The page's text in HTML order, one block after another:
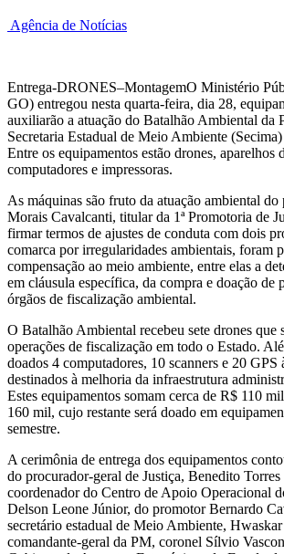
Agência de Notícias
Entrega-DRONES–MontagemO Ministério
GO) entregou nesta quarta-feira, dia 28,
auxiliarão a atuação do Batalhão Ambiental da
Secretaria Estadual de Meio Ambiente
Entre os equipamentos estão drones, aparelhos
computadores e impressoras.
As máquinas são fruto da atuação ambiental
Morais Cavalcanti, titular da 1ª Promotoria de
firmar termos de ajustes de conduta com dois
comarca por irregularidades ambientais, foram
compensação ao meio ambiente, entre elas a
em cláusula específica, da compra e doação de
órgãos de fiscalização ambiental.
O Batalhão Ambiental recebeu sete drones que
operações de fiscalização em todo o Estado.
doados 4 computadores, 10 scanners e 20 GPS
destinados à melhoria da infraestrutura
Estes equipamentos somam cerca de R$ 110
160 mil, cujo restante será doado em
semestre.
A cerimônia de entrega dos equipamentos
do procurador-geral de Justiça, Benedito
coordenador do Centro de Apoio Operacional
Delson Leone Júnior, do promotor Bernardo
secretário estadual de Meio Ambiente,
comandante-geral da PM, coronel Sílvio